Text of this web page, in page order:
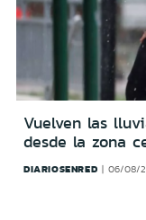
Vuelven las
desde la zona
DIARIOSENRED 06/08/